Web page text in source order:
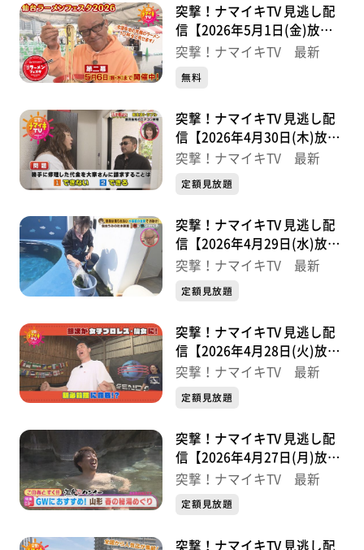
突撃！ナマイキTV 見逃し配
信【2026年5月1日(金)放送
分】
突撃！ナマイキTV 最新
無料
突撃！ナマイキTV 見逃し配
信【2026年4月30日(木)放送
分】
突撃！ナマイキTV 最新
定額見放題
突撃！ナマイキTV 見逃し配
信【2026年4月29日(水)放送
分】
突撃！ナマイキTV 最新
定額見放題
突撃！ナマイキTV 見逃し配
信【2026年4月28日(火)放送
分】
突撃！ナマイキTV 最新
定額見放題
突撃！ナマイキTV 見逃し配
信【2026年4月27日(月)放送
分】
突撃！ナマイキTV 最新
定額見放題
突撃！ナマイキTV 見逃し配